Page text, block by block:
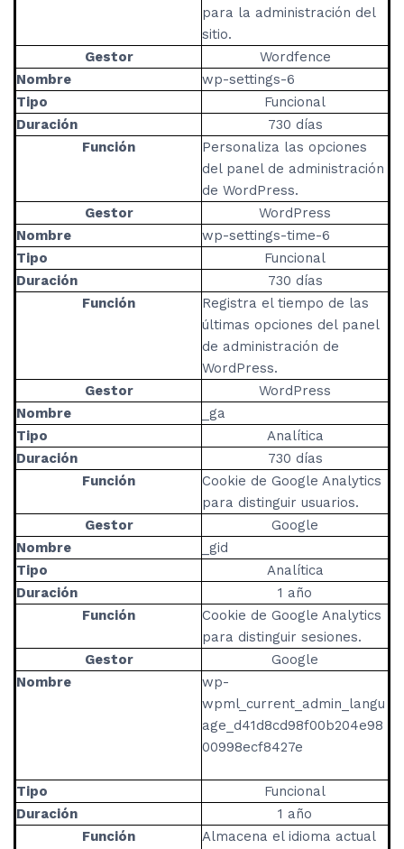
para la administración del
sitio.
Gestor
Wordfence
Nombre
wp-settings-6
Tipo
Funcional
Duración
730 días
Función
Personaliza las opciones
del panel de administración
de WordPress.
Gestor
WordPress
Nombre
wp-settings-time-6
Tipo
Funcional
Duración
730 días
Función
Registra el tiempo de las
últimas opciones del panel
de administración de
WordPress.
Gestor
WordPress
Nombre
_ga
Tipo
Analítica
Duración
730 días
Función
Cookie de Google Analytics
para distinguir usuarios.
Gestor
Google
Nombre
_gid
Tipo
Analítica
Duración
1 año
Función
Cookie de Google Analytics
para distinguir sesiones.
Gestor
Google
Nombre
wp-
wpml_current_admin_langu
age_d41d8cd98f00b204e98
00998ecf8427e
Tipo
Funcional
Duración
1 año
Función
Almacena el idioma actual